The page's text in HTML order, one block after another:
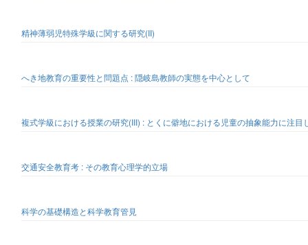
精神薄弱児特殊学級に関する研究(II)
へき地教育の重要性と問題点 : 隠岐島教師の実態を中心として
複式学級における授業の研究(III) : とくに僻地における児童の抽象能力に注目
交通安全教育考 : その教育心理学的立場
科学の基礎構造と科学教育管見